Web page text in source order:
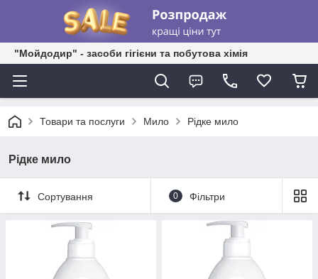
"Мойдодир" - засоби гігієни та побутова хімія
Товари та послуги Мило Рідке мило
Рідке мило
Сортування 0 Фільтри